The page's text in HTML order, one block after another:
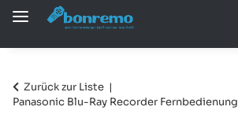
Zurück zur Liste
Panasonic Blu-Ray Recorder Fernbedienung